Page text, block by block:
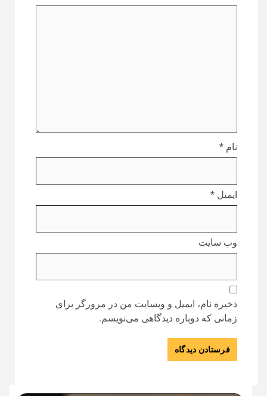
نام *
ایمیل *
وب‌ سایت
ذخیره نام، ایمیل و وبسایت من در مرورگر برای
زمانی که دوباره دیدگاهی می‌نویسم.